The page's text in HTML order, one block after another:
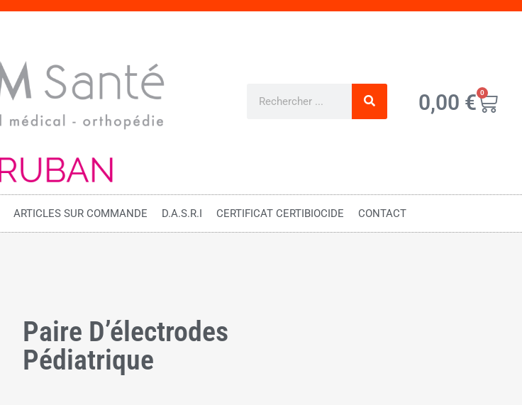
0,00 € 0
ARTICLES SUR COMMANDE D.A.S.R.I CERTIFICAT CERTIBIOCIDE CONTACT
Paire D’électrodes
Pédiatrique